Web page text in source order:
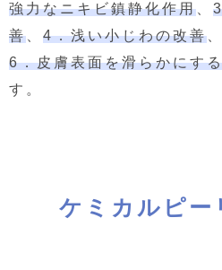
強力なニキビ鎮静化作用
善
4．浅い小じわの改善
6．皮膚表面を滑らかにす
す。
ケミカルピー